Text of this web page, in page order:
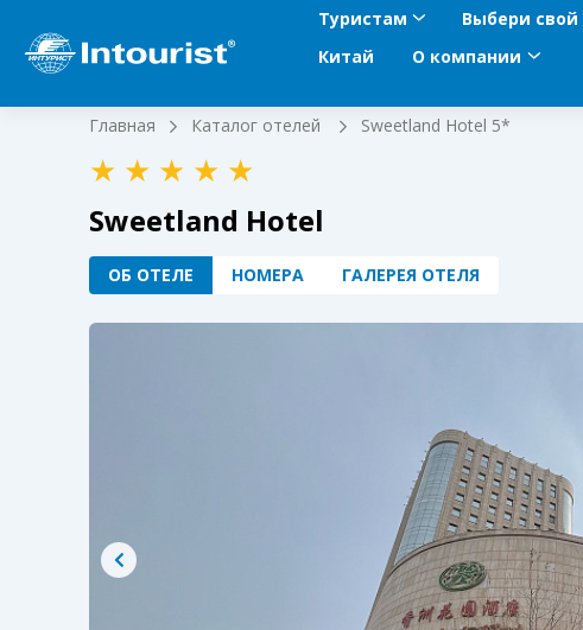
Туристам Выбери
Китай
О компании
Главная Каталог отелей Sweetland Hotel 5*
Sweetland Hotel
ОБ ОТЕЛЕ НОМЕРА ГАЛЕРЕЯ ОТЕЛЯ